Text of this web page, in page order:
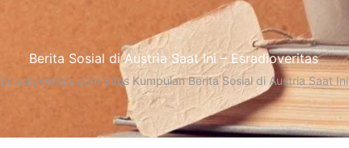
Berita Sosial di Austria Saat Ini – Esradioveritas
Esradioveritas.com Situs Kumpulan Berita Sosial di Austria Saat Ini